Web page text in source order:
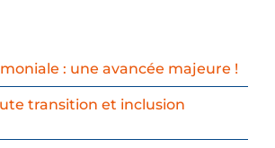
: une avancée majeure !
transition et inclusion